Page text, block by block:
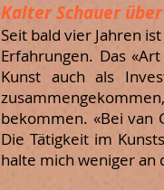
Kalter Schauer
Seit bald vier Jahren
Erfahrungen. Das
Kunst auch als
bekommen. «Bei van
Die Tätigkeit im
halte mich weniger an